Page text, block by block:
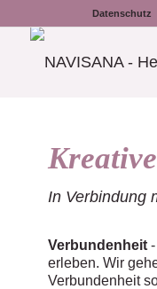
Datenschutz
In Verbindung
Verbundenheit
erleben. Wir
Verbundenheit